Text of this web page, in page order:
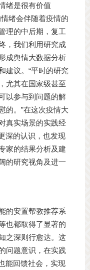
绪是很有价值
绪会伴随着疫情的
理的中后期，复工
，我们利用研究成
成舆情大数据分析
建议。“平时的研究
尤其在国家级甚至
以参与到问题的解
的。”在这次疫情大
真实场景的实践经
深的认识，也发现
家的结果分析及建
的研究视角及进一
的安置帮教推荐系
也都取得了显著的
之深则行愈达。这
问题意识，在实践
能回馈社会，实现